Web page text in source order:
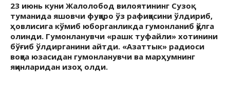
23 июнь куни Жалолобод вилоятининг Сузоқ
туманида яшовчи фуқаро ўз рафиқасини ўлдириб,
ҳовлисига кўмиб юборганликда гумонланиб қўлга
олинди. Гумонланувчи «рашк туфайли» хотинини
бўғиб ўлдирганини айтди. «Азаттык» радиоси
воқеа юзасидан гумонланувчи ва марҳумнинг
яқинларидан изоҳ олди.